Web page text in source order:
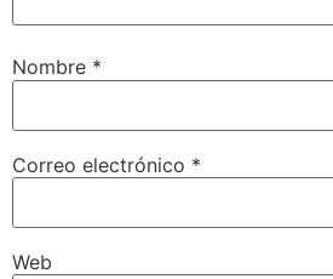
Nombre *
Correo electrónico *
Web